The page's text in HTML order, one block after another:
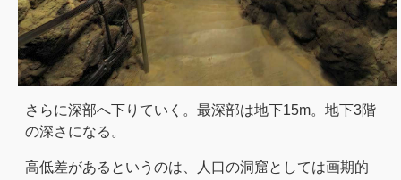
さらに深部へ下りていく。最深部は地下15m。地下3階
の深さになる。
高低差があるというのは、人口の洞窟としては画期的